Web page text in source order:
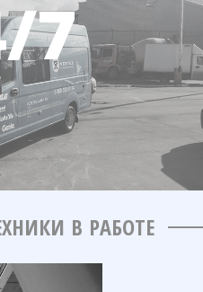
В РАБОТЕ